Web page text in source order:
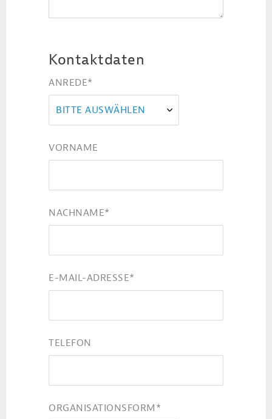
Kontaktdaten
ANREDE*
BITTE AUSWÄHLEN
VORNAME
NACHNAME*
E-MAIL-ADRESSE*
TELEFON
ORGANISATIONSFORM *